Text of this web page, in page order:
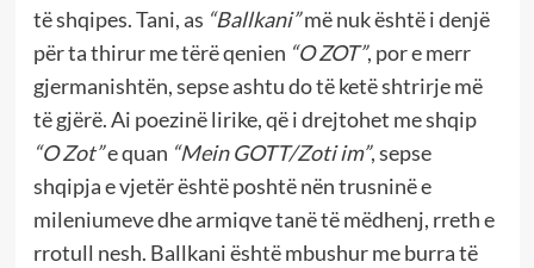
të shqipes. Tani, as “Ballkani”më nuk është i denjë
për ta thirur me tërë qenien “O ZOT”, por e merr
gjermanishtën, sepse ashtu do të ketë shtrirje më
të gjërë. Ai poezinë lirike, që i drejtohet me shqip
“O Zot”e quan “Mein GOTT/Zoti im”, sepse
shqipja e vjetër është poshtë nën trusninë e
mileniumeve dhe armiqve tanë të mëdhenj, rreth e
rrotull nesh. Ballkani është mbushur me burra të